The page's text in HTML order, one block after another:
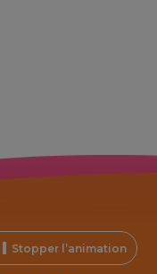
Stopper l’animation